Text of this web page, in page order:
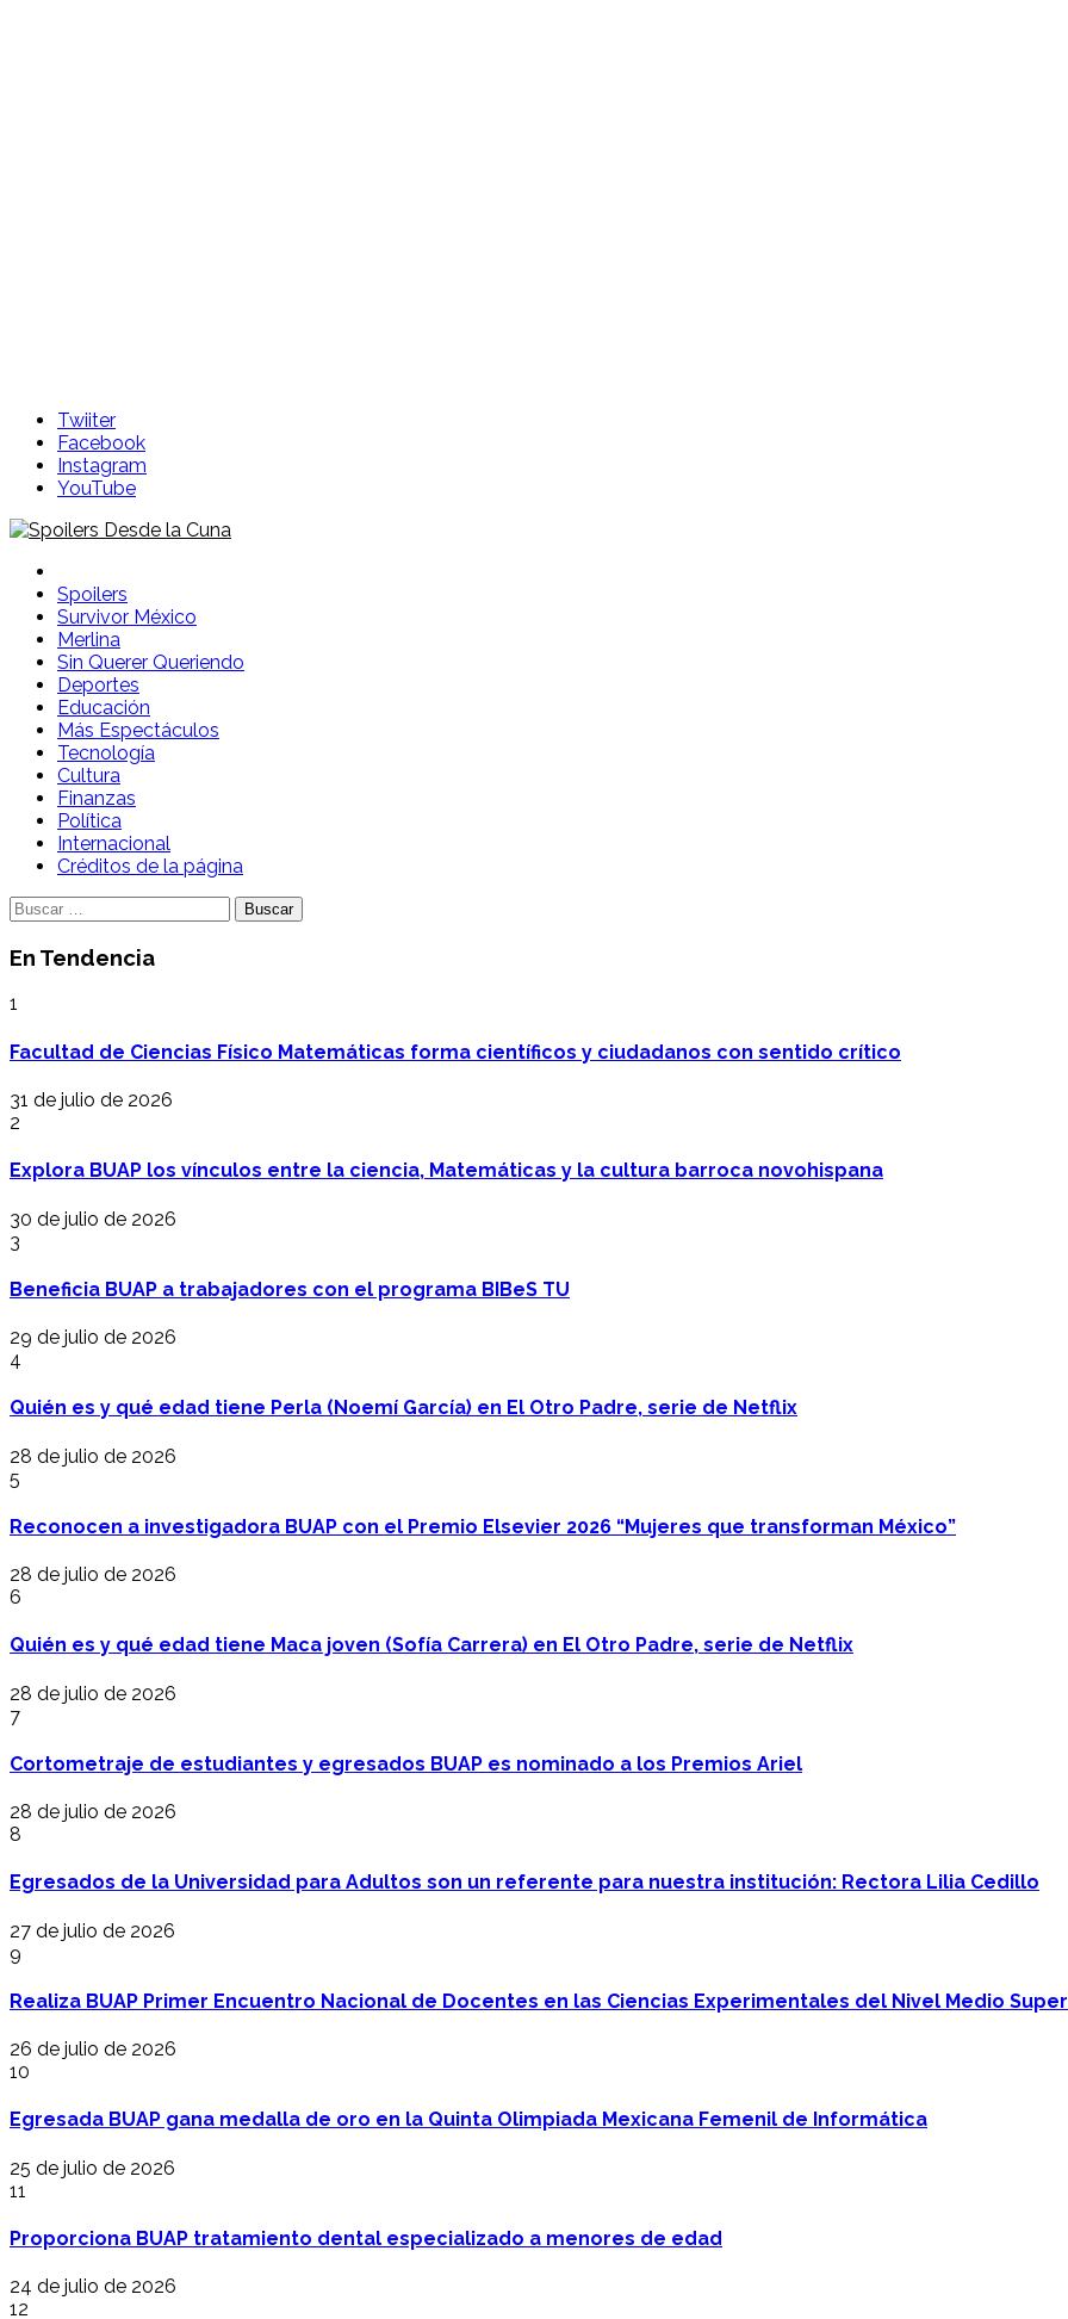
Twiiter
Facebook
Instagram
YouTube
Spoilers Desde la Cuna
Sitio con información sobre series, película, reality shows y telenovelas
Spoilers
Survivor México
Merlina
Sin Querer Queriendo
Deportes
Educación
Más Espectáculos
Tecnología
Cultura
Finanzas
Política
Internacional
Créditos de la página
Buscar:
En Tendencia
1
Facultad de Ciencias Físico Matemáticas forma científicos y ciudadanos con sentido crítico
31 de julio de 2026
2
Explora BUAP los vínculos entre la ciencia, Matemáticas y la cultura barroca novohispana
30 de julio de 2026
3
Beneficia BUAP a trabajadores con el programa BIBeS TU
29 de julio de 2026
4
Quién es y qué edad tiene Perla (Noemí García) en El Otro Padre, serie de Netflix
28 de julio de 2026
5
Reconocen a investigadora BUAP con el Premio Elsevier 2026 “Mujeres que transforman México”
28 de julio de 2026
6
Quién es y qué edad tiene Maca joven (Sofía Carrera) en El Otro Padre, serie de Netflix
28 de julio de 2026
7
Cortometraje de estudiantes y egresados BUAP es nominado a los Premios Ariel
28 de julio de 2026
8
Egresados de la Universidad para Adultos son un referente para nuestra institución: Rectora Lilia Cedillo
27 de julio de 2026
9
Realiza BUAP Primer Encuentro Nacional de Docentes en las Ciencias Experimentales del Nivel Medio
26 de julio de 2026
10
Egresada BUAP gana medalla de oro en la Quinta Olimpiada Mexicana Femenil de Informática
25 de julio de 2026
11
Proporciona BUAP tratamiento dental especializado a menores de edad
24 de julio de 2026
12